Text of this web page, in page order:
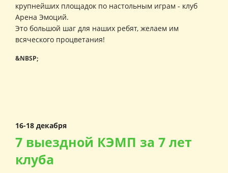
крупнейших площадок по настольным играм - клуб
Арена Эмоций.
Это большой шаг для наших ребят, желаем им
всяческого процветания!
&NBSP;
16-18 декабря
7 выездной КЭМП за 7 лет
клуба